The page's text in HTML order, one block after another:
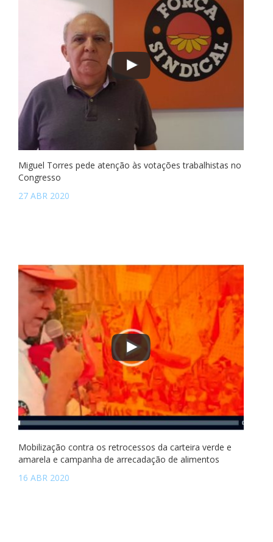
Miguel Torres pede atenção às votações trabalhistas no
Congresso
27 ABR 2020
Mobilização contra os retrocessos da carteira verde e
amarela e campanha de arrecadação de alimentos
16 ABR 2020